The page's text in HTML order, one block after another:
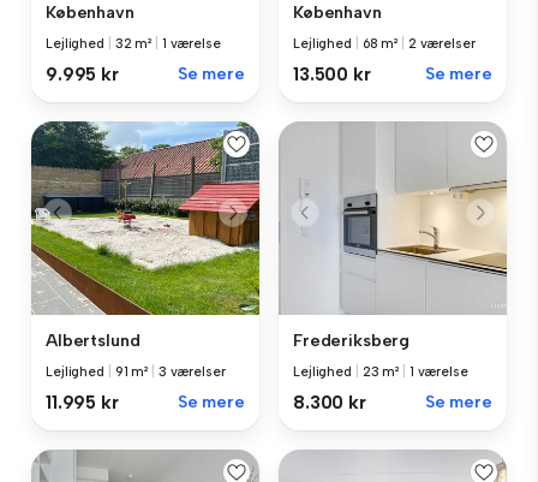
København
Lejlighed 32 m² 1 værelse
9.995 kr Se mere
København
Lejlighed 68 m² 2 værelser
13.500 kr Se mere
Albertslund
Lejlighed 91 m² 3 værelser
11.995 kr Se mere
Frederiksberg
Lejlighed 23 m² 1 værelse
8.300 kr Se mere